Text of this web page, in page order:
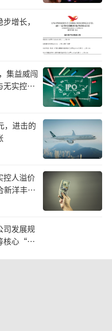
收窄、盈利下滑在银
行的表现则是营收相
季度财报显示，其归
比增长0.39%。虽然
光大银行在经历了一
力开始逐步回升。
行的资产质量保持稳
险管理能力的强化。
理层的变动带来的新
光大银行在数字化转
。
绿色金融领域，光大
增长，
集益威闯
无实控人
，进击的
人溢价
洋丰、
司发展规
核心“痛